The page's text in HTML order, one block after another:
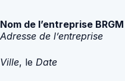
Nom de l’entreprise BRGM
Adresse de l’entreprise
Ville, le Date